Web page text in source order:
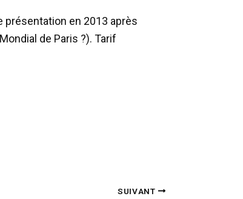
présentation en 2013 après
de Paris ?). Tarif
SUIVANT